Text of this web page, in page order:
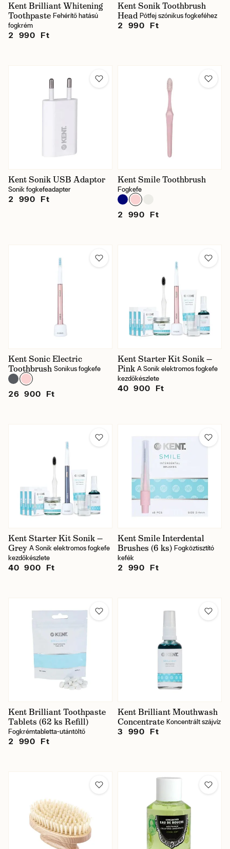
Kent Brilliant Whitening
Toothpaste Fehérítő hatású
fogkrém
2 990 Ft
Kent Sonik Toothbrush
Head Pótfej szónikus fogkeféhez
2 990 Ft
Kent Sonik USB Adaptor
Sonik fogkefeadapter
2 990 Ft
Kent Smile Toothbrush
Fogkefe
2 990 Ft
Kent Sonic Electric
Toothbrush Sonikus fogkefe
26 900 Ft
Kent Starter Kit Sonik —
Pink A Sonik elektromos fogkefe
kezdőkészlete
40 900 Ft
Kent Starter Kit Sonik —
Grey A Sonik elektromos fogkefe
kezdőkészlete
40 900 Ft
Kent Smile Interdental
Brushes (6 ks) Fogköztisztító
kefék
2 990 Ft
Kent Brilliant Toothpaste
Tablets (62 ks Refill)
Fogkrémtabletta-utántöltő
2 990 Ft
Kent Brilliant Mouthwash
Concentrate Koncentrált szájvíz
3 990 Ft